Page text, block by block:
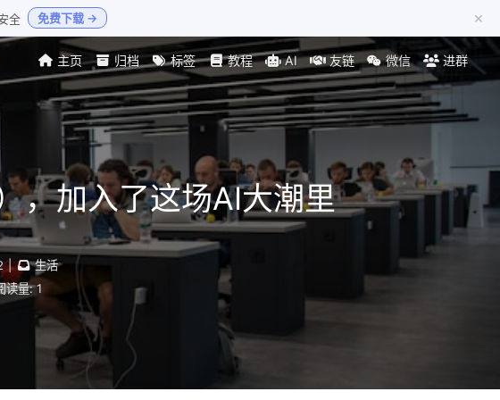
全 免费下载 → ×
主页 归档 标签 教程 AI 友链 微信 进群
，加入了这场AI大潮里
|
生活
读量: 1